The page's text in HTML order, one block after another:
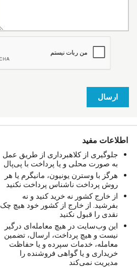
ارسال
اطلاعات مفید
جلوگیری از کلاهبرداری از طریق عمل
به صورت محلی و یا پرداخت با پی‌پال
هرگز با وسترن یونیون، مانیگرم یا هر
روش پرداخت ناشناس پرداخت نکنید
از خارج کشور نه خرید کنید و نه
بفرشید. از خارج از کشور خود هیچ چک
نقدی را قبول نکنید
این وب‌سایت در هیچ معامله‌ای درگیر
نیست و هیچ پرداخت، ارسال، تضمین
معامله، خدمات سپرده و یا حفاظت
خریداری و یا گواهی فروشنده را
مدیریت نمی‌کند